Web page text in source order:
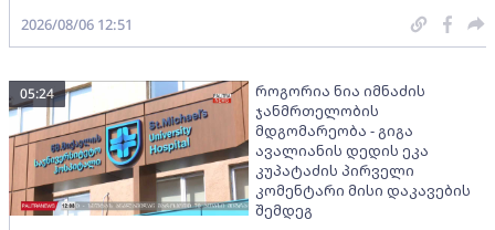
2026/08/06 12:51
როგორია ნია იმნაძის
ჯანმრთელობის
მდგომარეობა - გიგა
ავალიანის დედის ეკა
კუპატაძის პირველი
კომენტარი მისი დაკავების
შემდეგ
05:24